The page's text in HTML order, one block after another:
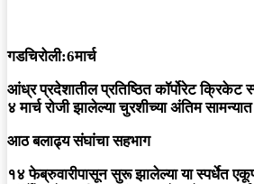
गडचिरोली:6मार्च
आंध्र प्रदेशातील प्रतिष्ठित कॉर्पोरेट क्रिकेट
४ मार्च रोजी झालेल्या चुरशीच्या अंतिम
आठ बलाढ्य संघांचा सहभाग
​१४ फेब्रुवारीपासून सुरू झालेल्या या